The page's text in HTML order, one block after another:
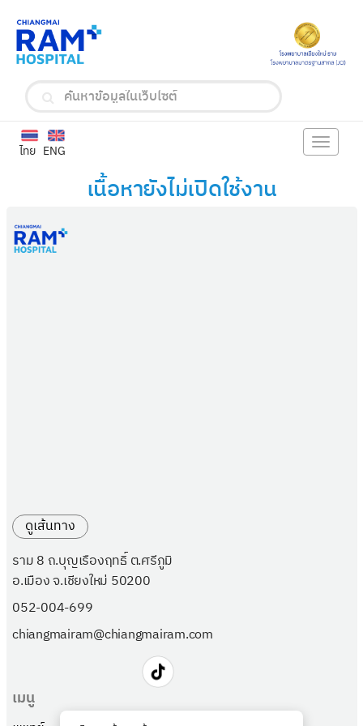
ENG
ไทย Toggle
เนื้อหายังไม่เปิดใช้งาน
เมนู
ดูเส้นทาง
ราม 8 ถ.บุญเรืองฤทธิ์ ต.ศรีภูมิ
อ.เมือง จ.เชียงใหม่ 50200
052-004-699
chiangmairam@chiangmairam.com